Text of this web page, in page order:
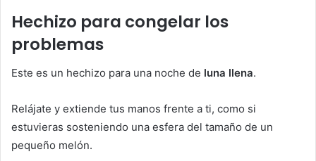
Hechizo para congelar los
problemas
Este es un hechizo para una noche de luna llena.
Relájate y extiende tus manos frente a ti, como si
estuvieras sosteniendo una esfera del tamaño de un
pequeño melón.